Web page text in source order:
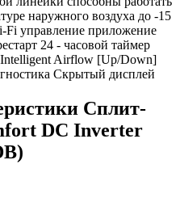
наружного воздуха до -15
управление приложение
24 - часовой таймер
Airflow [Up/Down]
Скрытый дисплей
Сплит-
DC Inverter